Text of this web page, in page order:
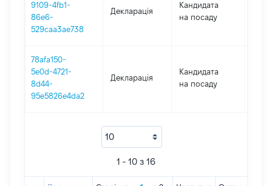
9109-4fb1-
86e6-
529caa3ae738
Декларація
Кандидата
на посаду
78afa150-
5e0d-4721-
8d44-
95e5826e4da2
Декларація
Кандидата
на посаду
1 - 10 з 16